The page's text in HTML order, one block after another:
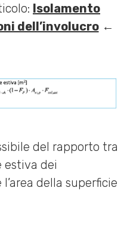
Isolamento
dell’involucro ←
del rapporto tra
estiva dei
della superficie